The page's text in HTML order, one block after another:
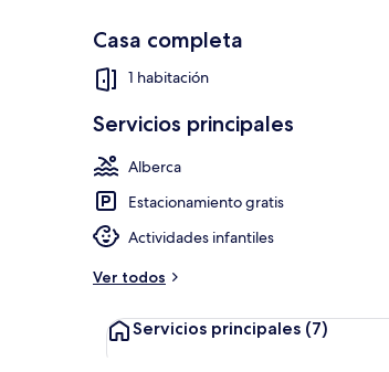
Casa completa
1 habitación
Servicios principales
Alberca
Estacionamiento gratis
Actividades infantiles
Ver todos
Servicios principales (7)